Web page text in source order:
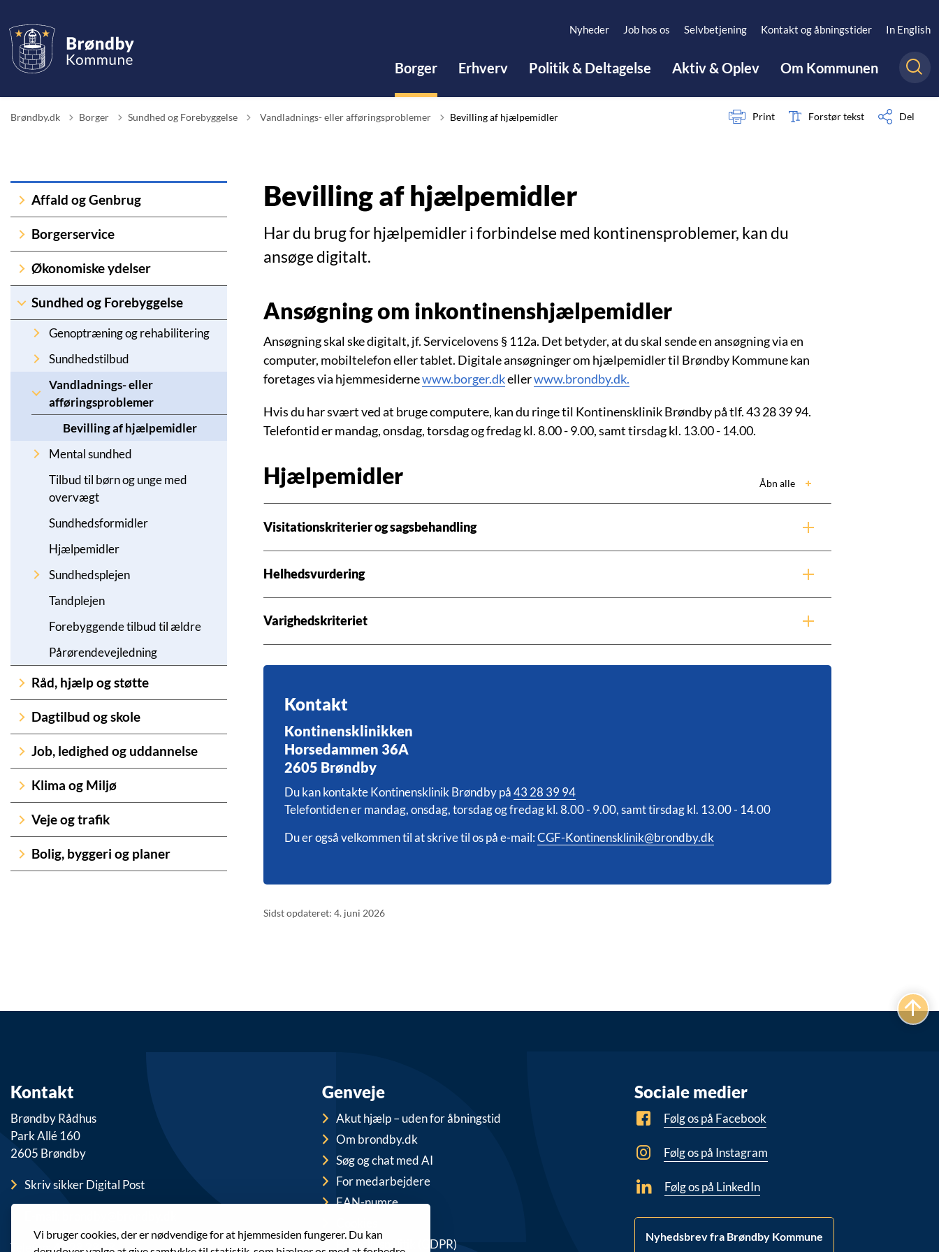
Vi bruger cookies, der er nødvendige for at hjemmesiden fungerer. Du kan
Nyheder Job hos os Selvbetjening Kontakt og åbningstider In English
Borger Erhverv Politik & Deltagelse Aktiv & Oplev Om Kommunen
Brøndby.dk Borger Sundhed og Forebyggelse Tilbage til
Vandladnings- eller afføringsproblemer Bevilling af hjælpemidler Print Forstør tekst Del
Affald og Genbrug
Borgerservice
Økonomiske ydelser
Sundhed og Forebyggelse
Genoptræning og rehabilitering
Sundhedstilbud
Vandladnings- eller
afføringsproblemer
Bevilling af hjælpemidler
Mental sundhed
Tilbud til børn og unge med
overvægt
Sundhedsformidler
Hjælpemidler
Sundhedsplejen
Tandplejen
Forebyggende tilbud til ældre
Pårørendevejledning
Råd, hjælp og støtte
Dagtilbud og skole
Job, ledighed og uddannelse
Klima og Miljø
Veje og trafik
Bolig, byggeri og planer
Bevilling af hjælpemidler
Har du brug for hjælpemidler i forbindelse med kontinensproblemer, kan du
ansøge digitalt.
Ansøgning om inkontinenshjælpemidler
Ansøgning skal ske digitalt, jf. Servicelovens § 112a. Det betyder, at du skal sende en ansøgning via en
computer, mobiltelefon eller tablet. Digitale ansøgninger om hjælpemidler til Brøndby Kommune kan
foretages via hjemmesidernewww.borger.dkellerwww.brondby.dk.
Hvis du har svært ved at bruge computere, kan du ringe til Kontinensklinik Brøndby på tlf. 43 28 39 94.
Telefontid er mandag, onsdag, torsdag og fredag kl. 8.00 - 9.00, samt tirsdag kl. 13.00 - 14.00.
Hjælpemidler Åbn alle
Visitationskriterier og sagsbehandling
Helhedsvurdering
Varighedskriteriet
Kontakt
Kontinensklinikken
Horsedammen 36A
2605 Brøndby
Du kan kontakte Kontinensklinik Brøndby på43 28 39 94
Telefontiden er mandag, onsdag, torsdag og fredag kl. 8.00 - 9.00, samt tirsdag kl. 13.00 - 14.00
Du er også velkommen til at skrive til os på e-mail:CGF-Kontinensklinik@brondby.dk
Sidst opdateret: 4. juni 2026
Kontakt
Brøndby Rådhus
Park Allé 160
2605 Brøndby
Skriv sikker Digital Post
Telefon: 43 28 28 28
Genveje
Akut hjælp – uden for åbningstid
Om brondby.dk
Søg og chat med AI
For medarbejdere
EAN-numre
Privatlivspolitik (GDPR)
Sociale medier
Følg os på Facebook
Følg os på Instagram
Følg os på LinkedIn
Nyhedsbrev fra Brøndby Kommune